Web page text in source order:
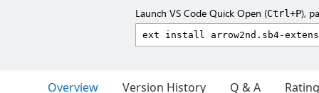
Launch VS Code Quick Open (Ctrl+P),
Overview Version History Q & A